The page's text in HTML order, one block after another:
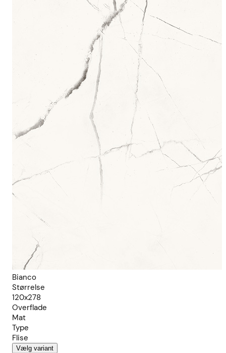
Bianco
Størrelse
120x278
Overflade
Mat
Type
Flise
Vælg variant